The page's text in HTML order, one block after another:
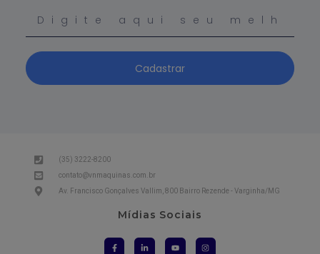
Cadastrar
(35) 3222-8200
contato@vnmaquinas.com.br
Av. Francisco Gonçalves Vallim, 800 Bairro Rezende - Varginha/MG
Mídias Sociais